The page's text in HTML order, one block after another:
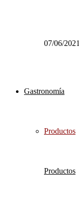
07/06/2021
Gastronomía
Productos
Productos